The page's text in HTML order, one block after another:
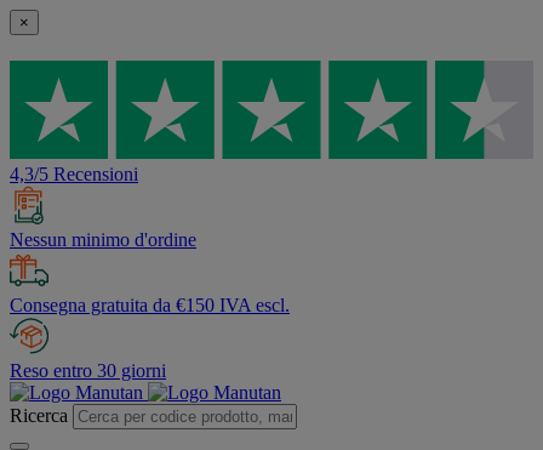
×
4,3/5 Recensioni
Nessun minimo d'ordine
Consegna gratuita da €150 IVA escl.
Reso entro 30 giorni
Ricerca